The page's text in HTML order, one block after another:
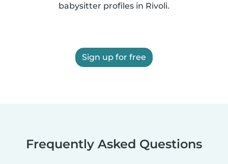
babysitter profiles in Rivoli.
Sign up for free
Frequently Asked Questions